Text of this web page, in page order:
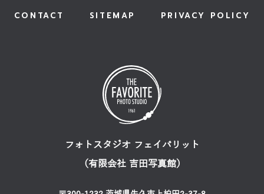
CONTACT SITEMAP PRIVACY POLICY
フォトスタジオ フェイバリット
（有限会社 吉田写真館）